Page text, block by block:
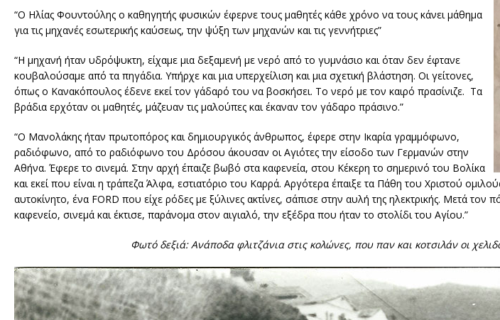
“Ο Ηλίας Φουντούλης ο καθηγητής φυσικών έφερνε τους μαθητές κάθε χρόνο να τους κάνει μάθημα
για τις μηχανές εσωτερικής καύσεως, την ψύξη των μηχανών και τις γεννήτριες”
“Η μηχανή ήταν υδρόψυκτη, είχαμε μια δεξαμενή με νερό από το γυμνάσιο και όταν δεν έφτανε
κουβαλούσαμε από τα πηγάδια. Υπήρχε και μια υπερχείλιση και μια σχετική βλάστηση. Οι γείτονες,
όπως ο Κανακόπουλος έδενε εκεί τον γάδαρό του να βοσκήσει. Το νερό με τον καιρό πρασίνιζε. Τα
βράδια ερχόταν οι μαθητές, μάζευαν τις μαλούπες και έκαναν τον γάδαρο πράσινο.”
“Ο Μανολάκης ήταν πρωτοπόρος και δημιουργικός άνθρωπος, έφερε στην Ικαρία γραμμόφωνο,
ραδιόφωνο, από το ραδιόφωνο του Δρόσου άκουσαν οι Αγιότες την είσοδο των Γερμανών στην
Αθήνα. Έφερε το σινεμά. Στην αρχή έπαιζε βωβό στα καφενεία, στου Κέκερη το σημερινό του Βολίκα
και εκεί που είναι η τράπεζα Άλφα, εστιατόριο του Καρρά. Αργότερα έπαιξε τα Πάθη του Χριστού
αυτοκίνητο, ένα FORD που είχε ρόδες με ξύλινες ακτίνες, σάπισε στην αυλή της ηλεκτρικής. Μετά
καφενείο, σινεμά και έκτισε, παράνομα στον αιγιαλό, την εξέδρα που ήταν το στολίδι του Αγίου.”
Φωτό δεξιά: Ανάποδα φλιτζάνια στις κολώνες, που παν και κοτσιλάν οι